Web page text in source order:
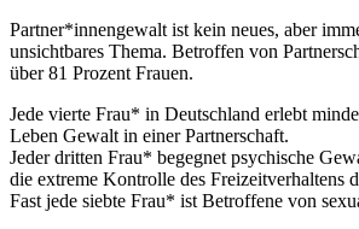
Partner*innengewalt ist kein neues, aber
unsichtbares Thema. Betroffen von
über 81 Prozent Frauen.
Jede vierte Frau* in Deutschland erlebt
Leben Gewalt in einer Partnerschaft.
Jeder dritten Frau* begegnet psychische
die extreme Kontrolle des Freizeitverhaltens
Fast jede siebte Frau* ist Betroffene von